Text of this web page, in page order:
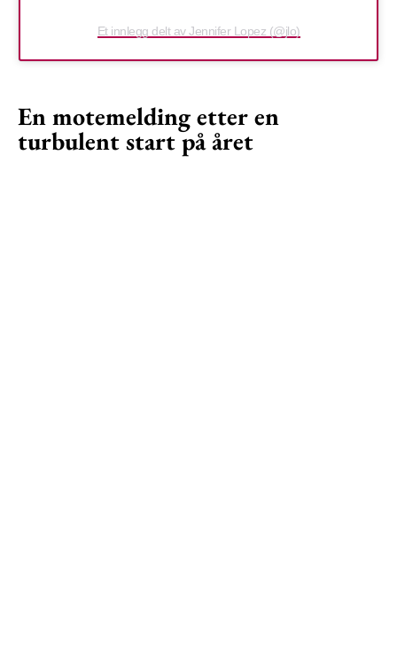
Et innlegg delt av Jennifer Lopez (@jlo)
En motemelding etter en
turbulent start på året